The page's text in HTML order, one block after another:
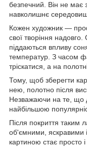
безпечний. Він не має
навколишнє
Кожен художник —
свої творіння
піддаються впливу
температур. З часом
тріскатися, а на
Тому, щоб зберегти
нею, полотно після
Незважаючи на те, що
найбільшою
Після покриття таким
об'ємними, яскравими
картиною стає просто і